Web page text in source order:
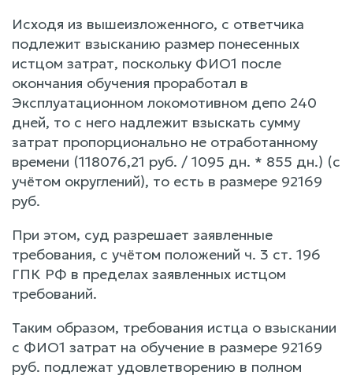
Исходя из вышеизложенного, с ответчика
подлежит взысканию размер понесенных
истцом затрат, поскольку ФИО1 после
окончания обучения проработал в
Эксплуатационном локомотивном депо 240
дней, то с него надлежит взыскать сумму
затрат пропорционально не отработанному
времени (118076,21 руб. / 1095 дн. * 855 дн.) (с
учётом округлений), то есть в размере 92169
руб.
При этом, суд разрешает заявленные
требования, с учётом положений ч. 3 ст. 196
ГПК РФ в пределах заявленных истцом
требований.
Таким образом, требования истца о взыскании
с ФИО1 затрат на обучение в размере 92169
руб. подлежат удовлетворению в полном